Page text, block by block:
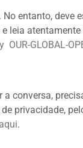
entanto, deve
leia
GLOBAL-
conversa,
privacidade,
aqui.